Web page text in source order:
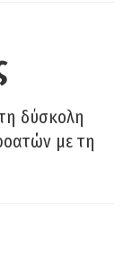
δύσκολη
με τη